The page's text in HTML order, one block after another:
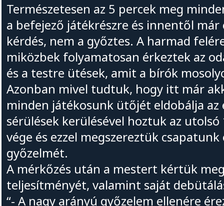
Természetesen az 5 percek meg
a befejező játékrészre és innentől már
kérdés, nem a győztes. A harmad
miközbek folyamatosan érkeztek az
és a testre ütések, amit a bírók
Azonban mivel tudtuk, hogy itt már
minden játékosunk ütőjét eldobálja
sérülések kerülésével hoztuk az
vége és ezzel megszereztük
győzelmét.
A mérkőzés után a mestert kértük
teljesítményét, valamint saját
“- A nagy arányú győzelem ellenére